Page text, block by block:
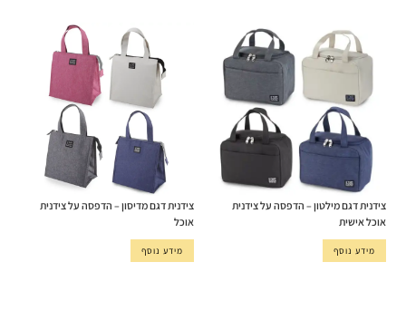
צידנית דגם מילטון – הדפסה על צידנית
אוכל אישית
מידע נוסף
צידנית דגם מדיסון – הדפסה על צידנית
אוכל
מידע נוסף